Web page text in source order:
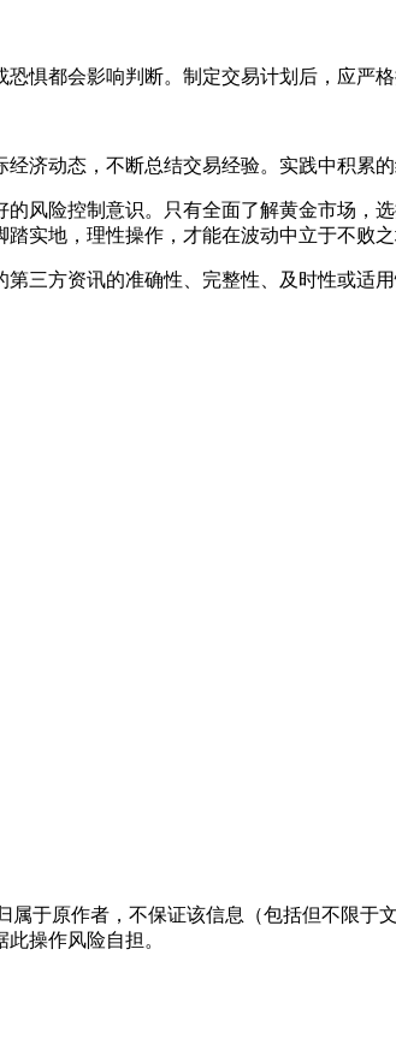
惧都会影响判断。制定交易计划后，应严
济动态，不断总结交易经验。实践中积累的
风险控制意识。只有全面了解黄金市场，
实地，理性操作，才能在波动中立于不败之
第三方资讯的准确性、完整性、及时性或适用
于原作者，不保证该信息（包括但不限于
操作风险自担。